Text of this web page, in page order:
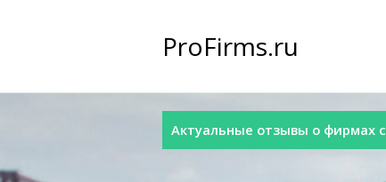
ProFirms.ru
Актуальные отзывы о фирмах